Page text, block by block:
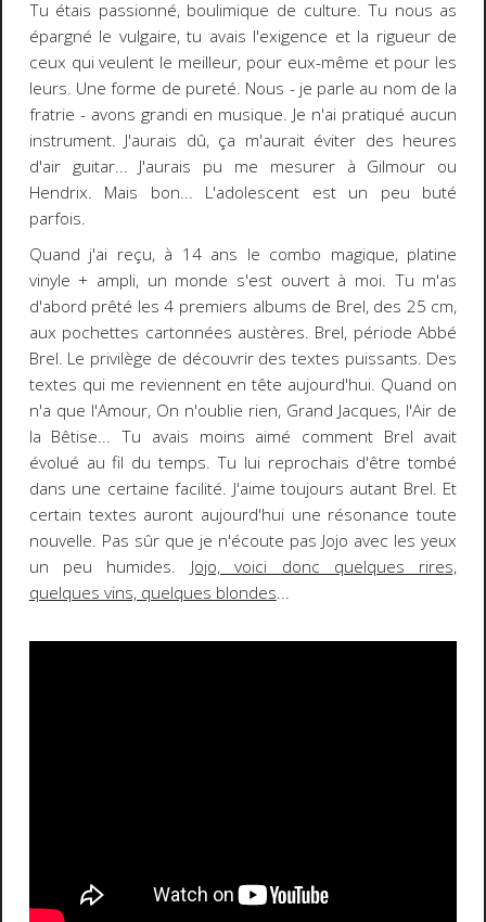
Tu étais passionné, boulimique de culture. Tu nous as
épargné le vulgaire, tu avais l'exigence et la rigueur de
ceux qui veulent le meilleur, pour eux-même et pour les
leurs. Une forme de pureté. Nous - je parle au nom de la
fratrie - avons grandi en musique. Je n'ai pratiqué aucun
instrument. J'aurais dû, ça m'aurait éviter des heures
d'air guitar... J'aurais pu me mesurer à Gilmour ou
Hendrix. Mais bon... L'adolescent est un peu buté
parfois.
Quand j'ai reçu, à 14 ans le combo magique, platine
vinyle + ampli, un monde s'est ouvert à moi. Tu m'as
d'abord prêté les 4 premiers albums de Brel, des 25 cm,
aux pochettes cartonnées austères. Brel, période Abbé
Brel. Le privilège de découvrir des textes puissants. Des
textes qui me reviennent en tête aujourd'hui. Quand on
n'a que l'Amour, On n'oublie rien, Grand Jacques, l'Air de
la Bêtise... Tu avais moins aimé comment Brel avait
évolué au fil du temps. Tu lui reprochais d'être tombé
dans une certaine facilité. J'aime toujours autant Brel. Et
certain textes auront aujourd'hui une résonance toute
nouvelle. Pas sûr que je n'écoute pas Jojo avec les yeux
un peu humides. Jojo, voici donc quelques rires,
quelques vins, quelques blondes...